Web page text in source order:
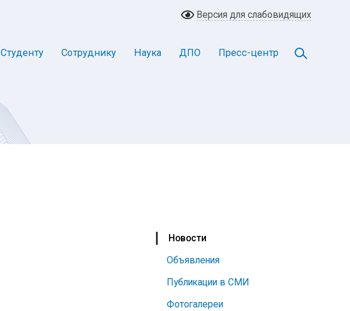
Версия для слабовидящих
Студенту Сотруднику Наука ДПО Пресс-центр
Новости
Объявления
Публикации в СМИ
Фотогалереи